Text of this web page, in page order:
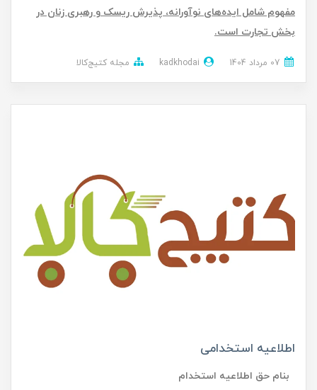
مفهوم شامل ایده‌های نوآورانه، پذیرش ریسک و رهبری زنان در
بخش تجارت است.
kadkhodai مجله کتیج‌کالا
اطلاعیه استخدامی
بنام حق اطلاعیه استخدام